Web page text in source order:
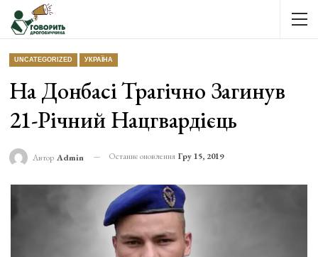
UNCATEGORIZED УКРАЇНА
На Донбасі Трагічно Загинув
21-Річний Нацгвардієць
Автор Admin Останнє оновлення Гру 15, 2019